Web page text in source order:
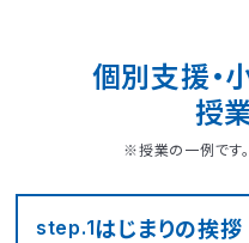
個別支援・
授
※授業の一例です。
step.1はじまりの挨拶
児童発達支援
つく
さい
さい
相模
川
名
名古
名古
児童発達支援
静岡
児童発達支援
四日
神
仙
福
福